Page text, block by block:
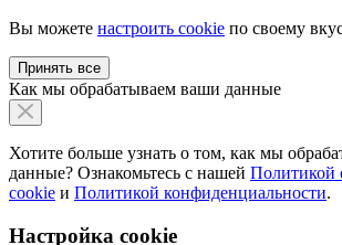
Вы можете настроить cookie по своему
Принять все
Как мы обрабатываем ваши данные
Хотите больше узнать о том, как мы
данные? Ознакомьтесь с нашей Политикой
cookie и Политикой конфиденциальности.
Настройка cookie